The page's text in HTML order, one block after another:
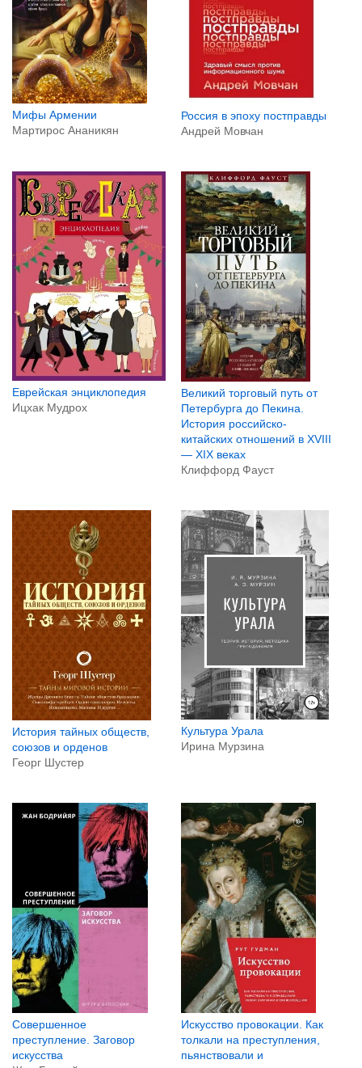
Мифы Армении
Мартирос Ананикян
Россия в эпоху постправды
Андрей Мовчан
Еврейская энциклопедия
Ицхак Мудрох
Великий торговый путь от
Петербурга до Пекина.
История российско-
китайских отношений в XVIII
— XIX веках
Клиффорд Фауст
История тайных обществ,
союзов и орденов
Георг Шустер
Культура Урала
Ирина Мурзина
Совершенное
преступление. Заговор
искусства
Искусство провокации. Как
толкали на преступления,
пьянствовали и